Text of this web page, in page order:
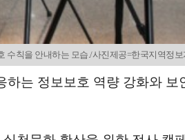
수칙을 안내하는 모습./사진제공=한국지역정보
는 정보보호 역량 강화와 보